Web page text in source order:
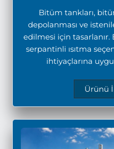
Bitüm tankları,
depolanması ve
edilmesi için tasarlanır.
serpantinli ısıtma
ihtiyaçlarına
Ürünü